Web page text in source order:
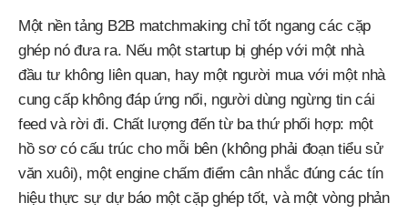
Một nền tảng B2B matchmaking chỉ tốt ngang các cặp
ghép nó đưa ra. Nếu một startup bị ghép với một nhà
đầu tư không liên quan, hay một người mua với một nhà
cung cấp không đáp ứng nổi, người dùng ngừng tin cái
feed và rời đi. Chất lượng đến từ ba thứ phối hợp: một
hồ sơ có cấu trúc cho mỗi bên (không phải đoạn tiểu sử
văn xuôi), một engine chấm điểm cân nhắc đúng các tín
hiệu thực sự dự báo một cặp ghép tốt, và một vòng phản